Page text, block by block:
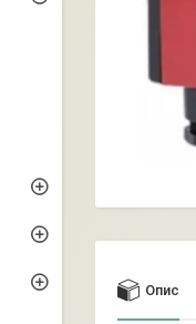
Опис